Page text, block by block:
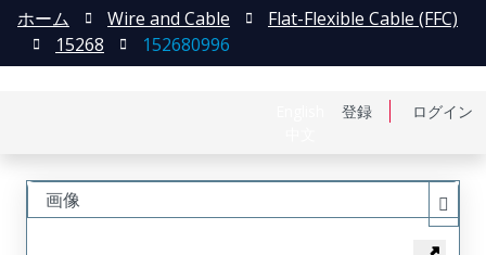
登録 ログイン
ホーム Wire and Cable
Flat-Flexible Cable (FFC)
15268
152680996
画像